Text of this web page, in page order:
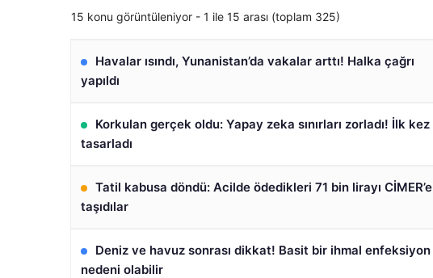
15 konu görüntüleniyor - 1 ile 15 arası (toplam 325)
Havalar ısındı, Yunanistan’da vakalar arttı! Halka çağrı
yapıldı
Korkulan gerçek oldu: Yapay zeka sınırları zorladı! İlk kez
tasarladı
Tatil kabusa döndü: Acilde ödedikleri 71 bin lirayı CİMER’e
taşıdılar
Deniz ve havuz sonrası dikkat! Basit bir ihmal enfeksiyon
nedeni olabilir